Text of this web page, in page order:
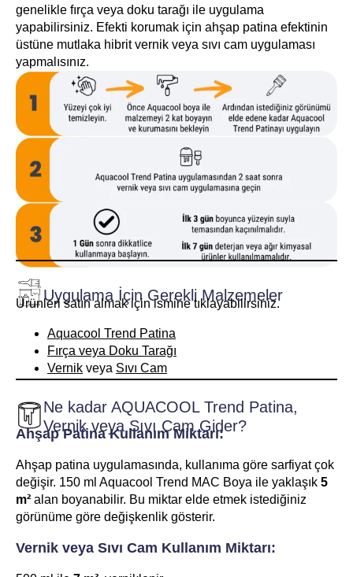
genelikle fırça veya doku tarağı ile uygulama
yapabilirsiniz. Efekti korumak için ahşap patina efektinin
üstüne mutlaka hibrit vernik veya sıvı cam uygulaması
yapmalısınız.
Uygulama İçin Gerekli Malzemeler
Ürünleri satın almak için ismine tıklayabilirsiniz.
Aquacool Trend Patina
Fırça veya Doku Tarağı
Vernik veya Sıvı Cam
Ne kadar AQUACOOL Trend Patina,
Vernik veya Sıvı Cam Gider?
Ahşap Patina Kullanım Miktarı:
Ahşap patina uygulamasında, kullanıma göre sarfiyat çok
değişir. 150 ml Aquacool Trend MAC Boya ile yaklaşık 5
m² alan boyanabilir. Bu miktar elde etmek istediğiniz
görünüme göre değişkenlik gösterir.
Vernik veya Sıvı Cam Kullanım Miktarı: